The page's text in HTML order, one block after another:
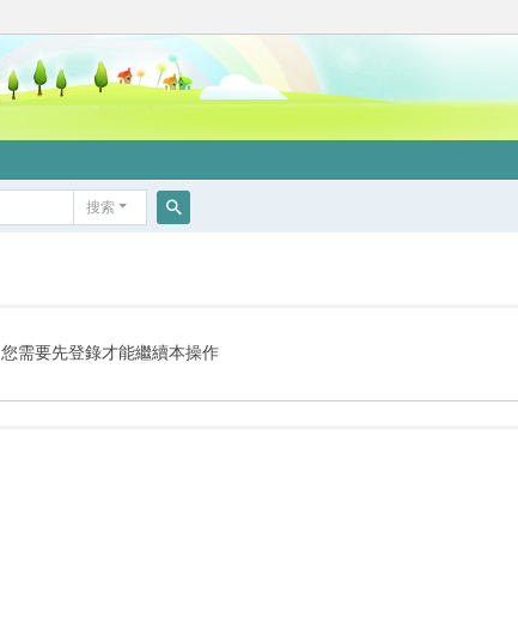
搜索
您需要先登錄才能繼續本操作